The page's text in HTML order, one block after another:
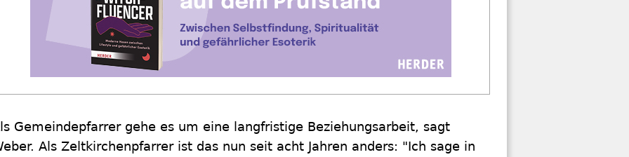
Gemeindepfarrer gehe es um eine langfristige Beziehungsarbeit, sagt
Als Zeltkirchenpfarrer ist das nun seit acht Jahren anders: "Ich sage in